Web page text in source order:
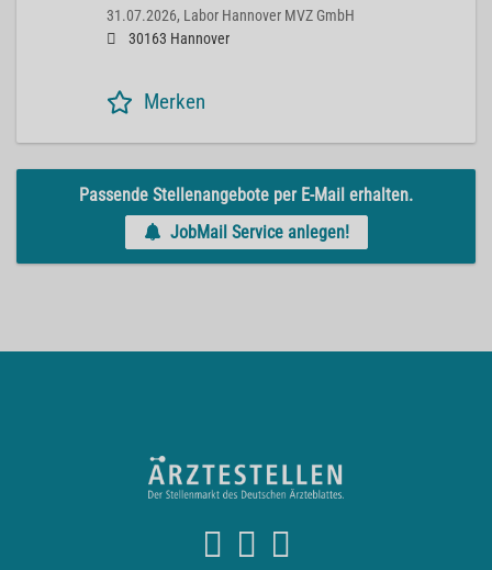
31.07.2026, Labor Hannover MVZ GmbH
30163 Hannover
Merken
Passende Stellenangebote per E-Mail erhalten.
JobMail Service anlegen!